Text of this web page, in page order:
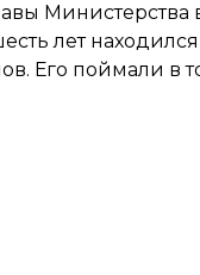
лет
Его поймали в